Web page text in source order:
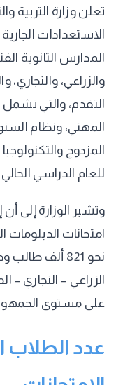
تعلن وزارة التربية
الاستعدادات
المدارس الثانوية
والزراعي،
التقدم، والتي تشمل
المهني، ونظام
المزدوج
للعام الدراسي الحالي 2025/ 2026.
وتشير الوزارة إلى
نحو 821 ألف
على مستوى
عدد الطلاب